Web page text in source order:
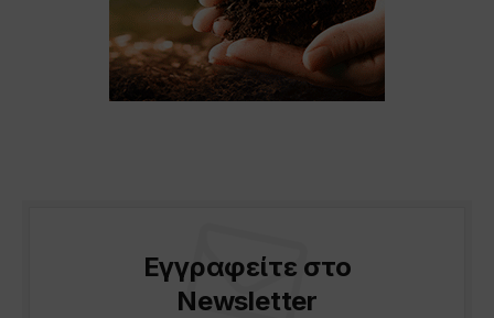
Εγγραφείτε στο
Newsletter